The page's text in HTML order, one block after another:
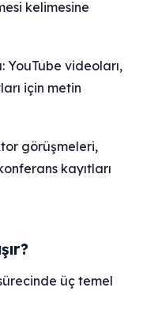
kelimesine
YouTube videoları,
için metin
görüşmeleri,
kayıtları
üç temel